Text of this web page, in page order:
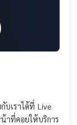
บเราได้ที่ Live
าที่คอยให้บริการ